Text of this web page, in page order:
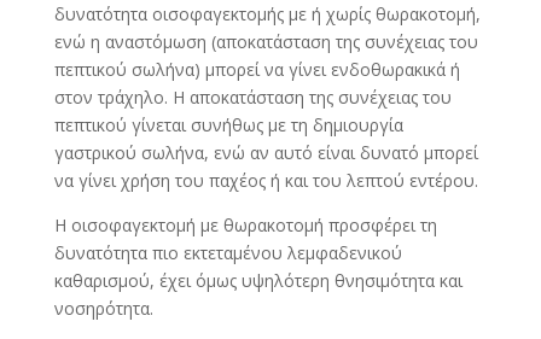
δυνατότητα οισοφαγεκτομής με ή χωρίς θωρακοτομή,
ενώ η αναστόμωση (αποκατάσταση της συνέχειας του
πεπτικού σωλήνα) μπορεί να γίνει ενδοθωρακικά ή
στον τράχηλο. Η αποκατάσταση της συνέχειας του
πεπτικού γίνεται συνήθως με τη δημιουργία
γαστρικού σωλήνα, ενώ αν αυτό είναι δυνατό μπορεί
να γίνει χρήση του παχέος ή και του λεπτού εντέρου.
Η οισοφαγεκτομή με θωρακοτομή προσφέρει τη
δυνατότητα πιο εκτεταμένου λεμφαδενικού
καθαρισμού, έχει όμως υψηλότερη θνησιμότητα και
νοσηρότητα.